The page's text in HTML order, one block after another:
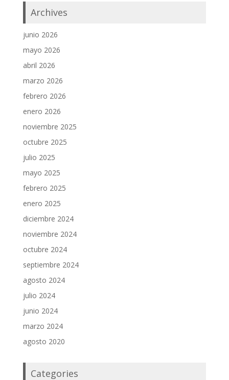
Archives
junio 2026
mayo 2026
abril 2026
marzo 2026
febrero 2026
enero 2026
noviembre 2025
octubre 2025
julio 2025
mayo 2025
febrero 2025
enero 2025
diciembre 2024
noviembre 2024
octubre 2024
septiembre 2024
agosto 2024
julio 2024
junio 2024
marzo 2024
agosto 2020
Categories